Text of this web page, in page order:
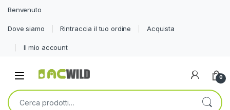
Benvenuto
Dove siamo Rintraccia il tuo ordine Acquista
Il mio account
0
Cerca: